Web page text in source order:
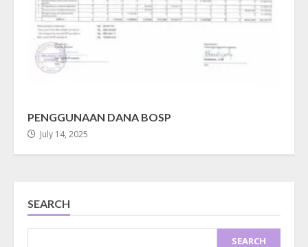
PENGGUNAAN DANA BOSP
July 14, 2025
SEARCH
SEARCH